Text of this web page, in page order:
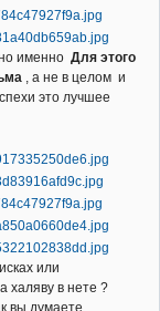
именно Для этого
, а не в целом и
это лучшее
или
халяву в нете ?